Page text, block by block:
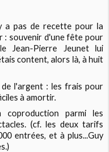
a pas de recette pour la
: souvenir d'une fête pour
Jean-Pierre Jeunet lui
content, alors là, à huit
l'argent : les frais pour
à amortir.
parmi les
(cf.les deux tarifs
entrées, et à plus...Guy